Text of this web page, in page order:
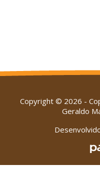
Copyright © 2026 -
Geraldo